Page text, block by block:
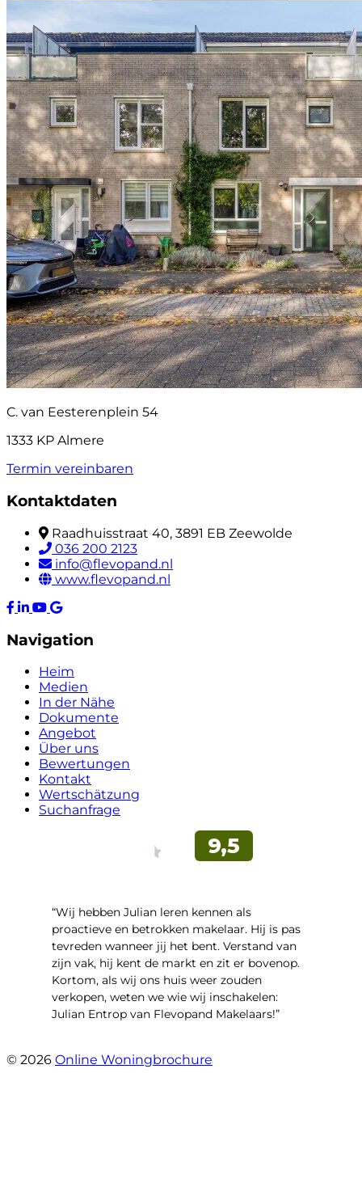
C. van Eesterenplein 54
1333 KP Almere
Termin vereinbaren
Kontaktdaten
Raadhuisstraat 40, 3891 EB Zeewolde
036 200 2123
info@flevopand.nl
www.flevopand.nl
Navigation
Heim
Medien
In der Nähe
Dokumente
Angebot
Über uns
Bewertungen
Kontakt
Wertschätzung
Suchanfrage
“Wij hebben Julian leren kennen als
proactieve en betrokken makelaar. Hij is pas
tevreden wanneer jij het bent. Verstand van
zijn vak, hij kent de markt en zit er bovenop.
Kortom, als wij ons huis weer zouden
verkopen, weten we wie wij inschakelen:
Julian Entrop van Flevopand Makelaars!”
© 2026 Online Woningbrochure